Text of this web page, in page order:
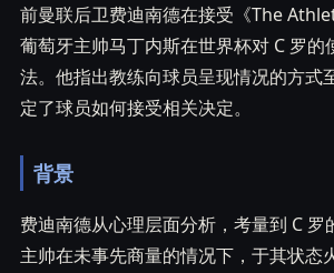
前曼联后卫费迪南德在接受《The
葡萄牙主帅马丁内斯在世界杯对 C 罗的
法。他指出教练向球员呈现情况的方式
定了球员如何接受相关决定。
背景
费迪南德从心理层面分析，考量到 C 罗
主帅在未事先商量的情况下，于其状态